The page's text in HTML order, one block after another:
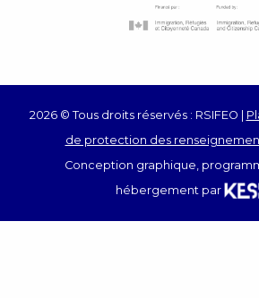
2026 © Tous droits réservés : RSIFEO |
de protection des
Conception graphique,
hébergement par